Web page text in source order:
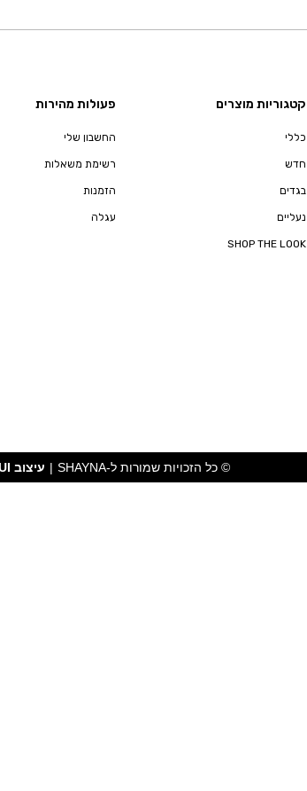
קטגוריות מוצרים
כללי
חדש
בגדים
נעליים
SHOP THE LOOK
פעולות מהירות
החשבון שלי
רשימת משאלות
הזמנות
עגלה
© כל הזכויות שמורות ל-SHAYNA | עיצוב UX/UI ובניית אתרים - סטודיו פרץ